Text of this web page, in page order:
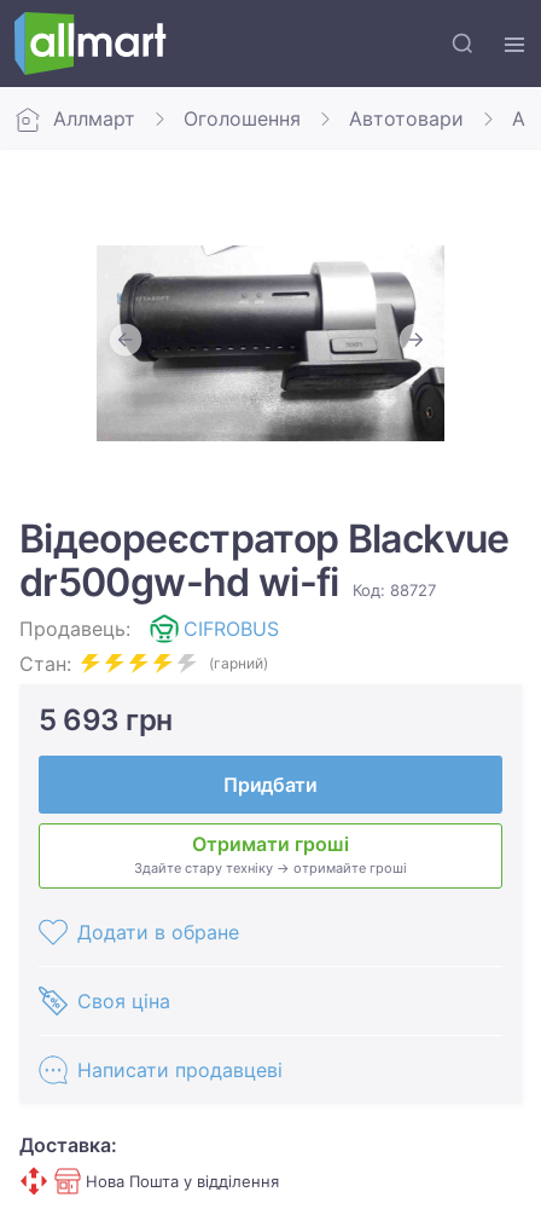
Аллмарт Оголошення Автотовари
Відеореєстратор Blackvue
dr500gw-hd wi-fi
Код: 88727
Продавець:
CIFROBUS
Стан:
(гарний)
5 693 грн
Придбати
Отримати гроші
Здайте стару техніку → отримайте гроші
Додати в обране
Своя ціна
Написати продавцеві
Доставка:
Нова Пошта у відділення